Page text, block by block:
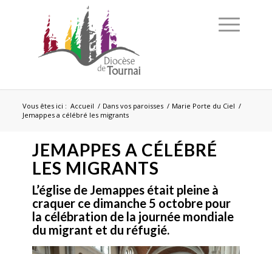
Vous êtes ici : Accueil / Dans vos paroisses / Marie Porte du Ciel /
Jemappes a célébré les migrants
JEMAPPES A CÉLÉBRÉ
LES MIGRANTS
L’église de Jemappes était pleine à
craquer ce dimanche 5 octobre pour
la célébration de la journée mondiale
du migrant et du réfugié.